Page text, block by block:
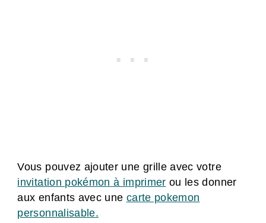
Vous pouvez ajouter une grille avec votre
invitation pokémon à imprimer ou les donner
aux enfants avec une carte pokemon
personnalisable.